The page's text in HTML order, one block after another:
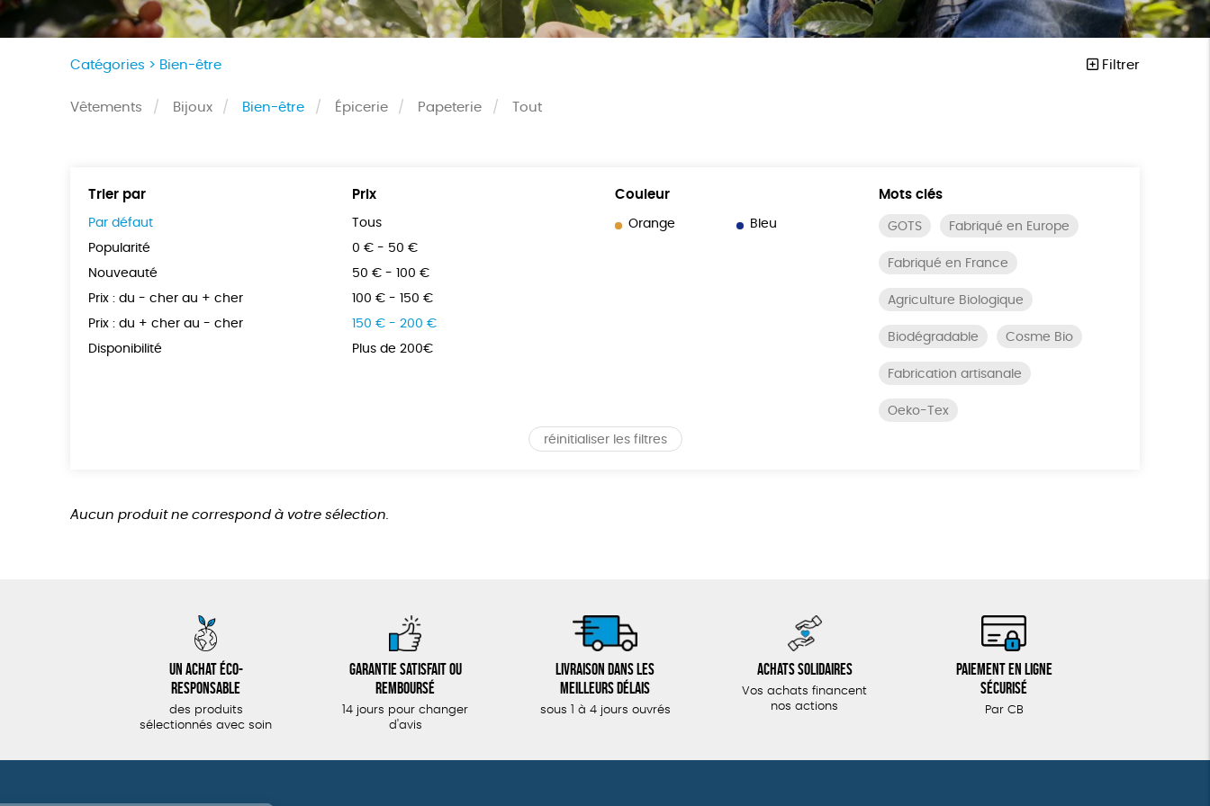
Catégories > Bien-être Filtrer
Vêtements Bijoux Bien-être Épicerie Papeterie Tout
Trier par
Par défaut
Popularité
Nouveauté
Prix : du - cher au + cher
Prix : du + cher au - cher
Disponibilité
Prix
Tous
0 € - 50 €
50 € - 100 €
100 € - 150 €
150 € - 200 €
Plus de 200€
Couleur
Orange Bleu
Mots clés
GOTS Fabriqué en Europe
Fabriqué en France
Agriculture Biologique
Biodégradable Cosme Bio
Fabrication artisanale
Oeko-Tex
réinitialiser les filtres
Aucun produit ne correspond à votre sélection.
Un achat éco-
responsable
des produits
sélectionnés avec soin
Garantie satisfait ou
remboursé
14 jours pour changer
d'avis
Livraison dans les
meilleurs délais
sous 1 à 4 jours ouvrés
Achats solidaires
Vos achats financent
nos actions
Paiement en ligne
sécurisé
Par CB